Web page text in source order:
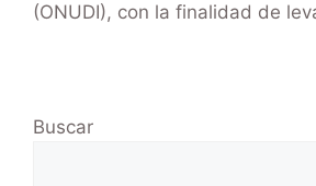
(ONUDI), con la finalidad de
Buscar